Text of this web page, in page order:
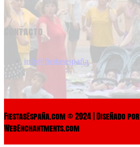
Contacto
info@fiestasespaña
FiestasEspaña.com © 2024 | Diseñado por
WebEnchantments.com